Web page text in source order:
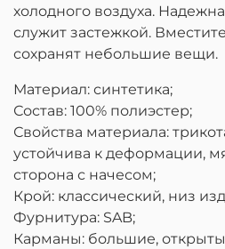
холодного воздуха.
служит застежкой.
сохранят небольшие вещи.
Материал: синтетика;
Состав: 100% полиэстер;
Свойства материала:
устойчива к деформации,
сторона с начесом;
Крой: классический, низ
Фурнитура: SAB;
Карманы: большие,